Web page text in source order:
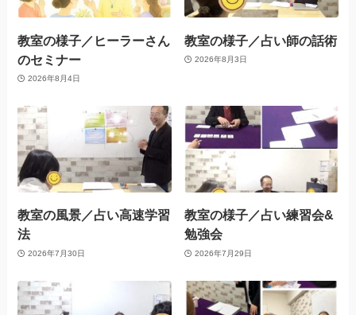
教室の様子／ヒーラーさん
のセミナー
2026年8月4日
教室の様子／占い師の話術
2026年8月3日
教室の風景／占い高速学習
法
2026年7月30日
教室の様子／占い練習会&
勉強会
2026年7月29日